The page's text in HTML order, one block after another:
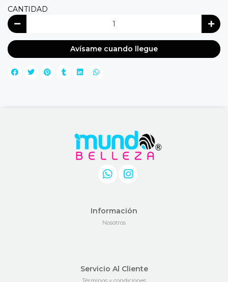
CANTIDAD
Avísame cuando llegue
Información
Nosotros
Servicio Al Cliente
Términos y condiciones